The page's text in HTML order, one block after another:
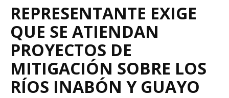
REPRESENTANTE EXIGE
QUE SE ATIENDAN
PROYECTOS DE
MITIGACIÓN SOBRE LOS
RÍOS INABÓN Y GUAYO